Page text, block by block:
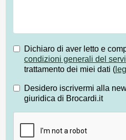
Dichiaro di aver letto e
condizioni generali del
trattamento dei miei dati (
Desidero iscrivermi alla
giuridica di Brocardi.it